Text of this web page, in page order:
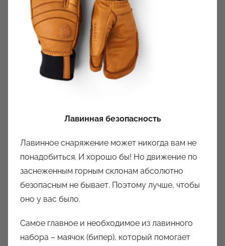
Лавинная безопасность
Лавинное снаряжение может никогда вам не
понадобиться. И хорошо бы! Но движение по
заснеженным горным склонам абсолютно
безопасным не бывает. Поэтому лучше, чтобы
оно у вас было.
Самое главное и необходимое из лавинного
набора – маячок (бипер), который помогает